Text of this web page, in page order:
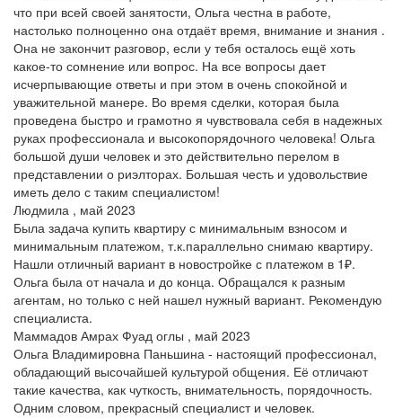
что при всей своей занятости, Ольга честна в работе,
настолько полноценно она отдаёт время, внимание и знания .
Она не закончит разговор, если у тебя осталось ещё хоть
какое-то сомнение или вопрос. На все вопросы дает
исчерпывающие ответы и при этом в очень спокойной и
уважительной манере. Во время сделки, которая была
проведена быстро и грамотно я чувствовала себя в надежных
руках профессионала и высокопорядочного человека! Ольга
большой души человек и это действительно перелом в
представлении о риэлторах. Большая честь и удовольствие
иметь дело с таким специалистом!
Людмила , май 2023
Была задача купить квартиру с минимальным взносом и
минимальным платежом, т.к.параллельно снимаю квартиру.
Нашли отличный вариант в новостройке с платежом в 1₽.
Ольга была от начала и до конца. Обращался к разным
агентам, но только с ней нашел нужный вариант. Рекомендую
специалиста.
Маммадов Амрах Фуад оглы , май 2023
Ольга Владимировна Паньшина - настоящий профессионал,
обладающий высочайшей культурой общения. Её отличают
такие качества, как чуткость, внимательность, порядочность.
Одним словом, прекрасный специалист и человек.